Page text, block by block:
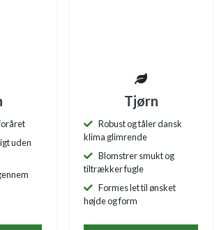
uden
Tjørn
Robust og tåler dansk
klima glimrende
Blomstrer smukt og
tiltrækker fugle
Formes let til ønsket
højde og form